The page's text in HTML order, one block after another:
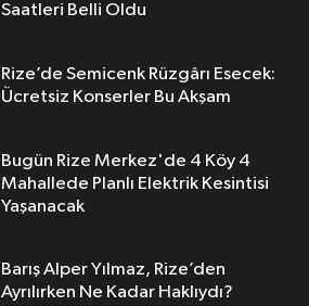
Saatleri Belli Oldu
Rize’de Semicenk Rüzgârı Esecek:
Ücretsiz Konserler Bu Akşam
Bugün Rize Merkez'de 4 Köy 4
Mahallede Planlı Elektrik Kesintisi
Yaşanacak
Barış Alper Yılmaz, Rize’den
Ayrılırken Ne Kadar Haklıydı?